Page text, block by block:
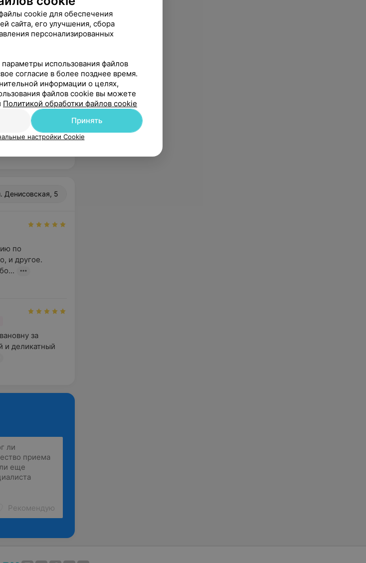
Денисовская, 5
по
и другое.
за
и деликатный
Рекомендую
cookie для обеспечения
сайта, его улучшения, сбора
персонализированных
использования файлов
согласие в более позднее время.
информации о целях,
файлов cookie вы можете
Политикой обработки файлов cookie
Принять
настройки Cookie